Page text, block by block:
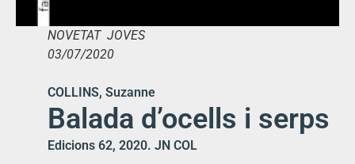
NOVETAT JOVES
03/07/2020
COLLINS, Suzanne
Balada d’ocells i serps
Edicions 62, 2020. JN COL